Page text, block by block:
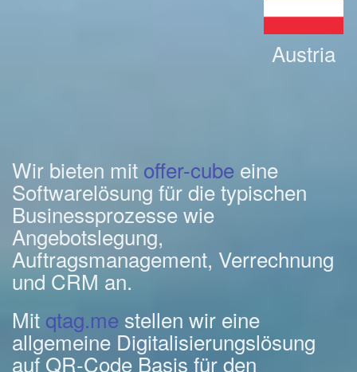
Austria
Wir bieten mit offer-cube eine
Softwarelösung für die typischen
Businessprozesse wie
Angebotslegung,
Auftragsmanagement, Verrechnung
und CRM an.
Mit qtag.me stellen wir eine
allgemeine Digitalisierungslösung
auf QR-Code Basis für den